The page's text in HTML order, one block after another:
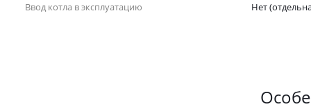
Ввод котла в эксплуатацию
Нет